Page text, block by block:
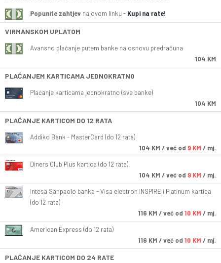
Popunite zahtjev na ovom linku - Kupi na rate!
VIRMANSKOM UPLATOM
Avansno plaćanje putem banke na osnovu predračuna
104 KM
PLAĆANJEM KARTICAMA JEDNOKRATNO
Plaćanje karticama jednokratno (sve banke)
104 KM
PLAĆANJE KARTICOM DO 12 RATA
Addiko Bank - MasterCard (do 12 rata)
104 KM / već od 9 KM / mj.
Diners Club Plus kartica (do 12 rata)
104 KM / već od 9 KM / mj.
Intesa Sanpaolo banka - Visa electron INSPIRE i Platinum kartica
(do 12 rata)
116 KM / već od 10 KM / mj.
American Express (do 12 rata)
116 KM / već od 10 KM / mj.
PLAĆANJE KARTICOM DO 24 RATE